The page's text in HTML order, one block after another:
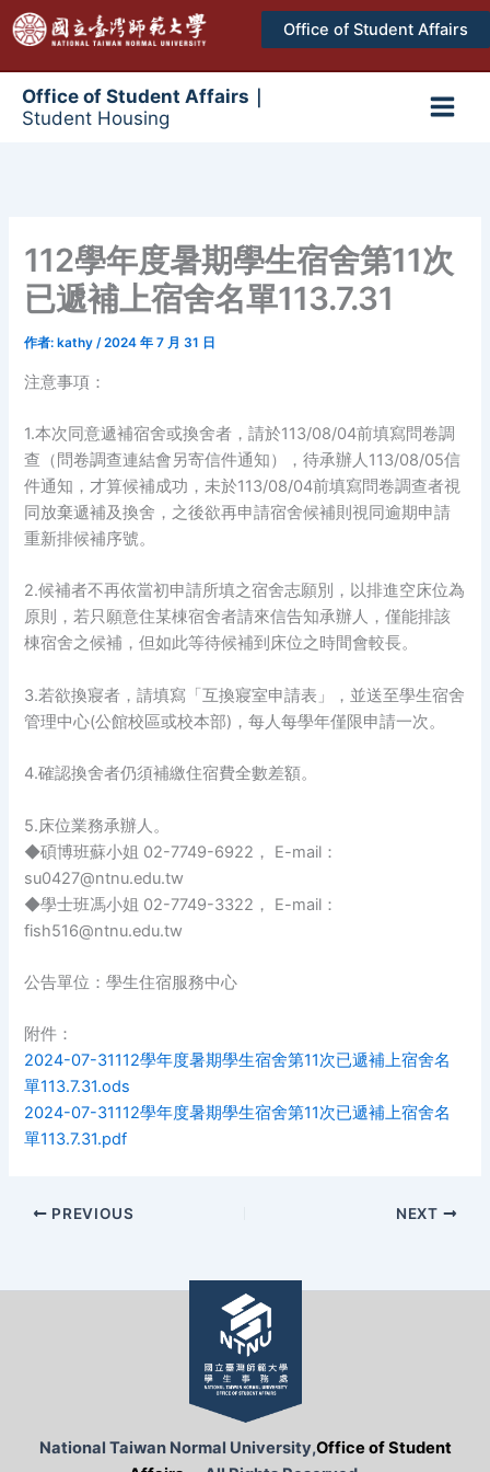
至
Office of Student Affairs
Office of Student Affairs｜
Student Housing
112學年度暑期學生宿舍第11次
已遞補上宿舍名單113.7.31
作者: kathy/2024 年 7 月 31 日
注意事項：
1.本次同意遞補宿舍或換舍者，請於113/08/04前填寫問卷調
查（問卷調查連結會另寄信件通知），待承辦人113/08/05信
件通知，才算候補成功，未於113/08/04前填寫問卷調查者視
同放棄遞補及換舍，之後欲再申請宿舍候補則視同逾期申請
重新排候補序號。
2.候補者不再依當初申請所填之宿舍志願別，以排進空床位為
原則，若只願意住某棟宿舍者請來信告知承辦人，僅能排該
棟宿舍之候補，但如此等待候補到床位之時間會較長。
3.若欲換寢者，請填寫「互換寢室申請表」，並送至學生宿舍
管理中心(公館校區或校本部)，每人每學年僅限申請一次。
4.確認換舍者仍須補繳住宿費全數差額。
5.床位業務承辦人。
◆碩博班蘇小姐 02-7749-6922， E-mail：
su0427@ntnu.edu.tw
◆學士班馮小姐 02-7749-3322， E-mail：
fish516@ntnu.edu.tw
公告單位：學生住宿服務中心
附件：
2024-07-31112學年度暑期學生宿舍第11次已遞補上宿舍名
單113.7.31.ods
2024-07-31112學年度暑期學生宿舍第11次已遞補上宿舍名
單113.7.31.pdf
PREVIOUS NEXT
National Taiwan Normal University,Office of Student